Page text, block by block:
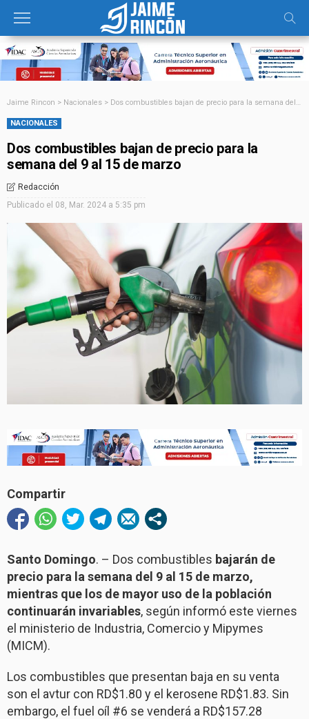
Jaime Rincon > Nacionales > Dos combustibles bajan de precio para la semana del 9 al 15 de marzo
NACIONALES
Dos combustibles bajan de precio para la
semana del 9 al 15 de marzo
Redacción
Publicado el 08, Mar. 2024 a 5:35 pm
Compartir
Santo Domingo. – Dos combustibles bajarán de
precio para la semana del 9 al 15 de marzo,
mientras que los de mayor uso de la población
continuarán invariables, según informó este viernes
el ministerio de Industria, Comercio y Mipymes
(MICM).
Los combustibles que presentan baja en su venta
son el avtur con RD$1.80 y el kerosene RD$1.83. Sin
embargo, el fuel oíl #6 se venderá a RD$157.28